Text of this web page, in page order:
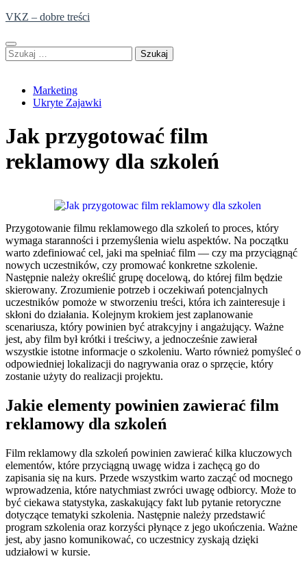
Skip
content
VKZ – dobre treści
Szukaj:
Marketing
Ukryte Zajawki
Jak przygotować film
reklamowy dla szkoleń
Przygotowanie filmu reklamowego dla szkoleń to proces, który
wymaga staranności i przemyślenia wielu aspektów. Na początku
warto zdefiniować cel, jaki ma spełniać film — czy ma przyciągnąć
nowych uczestników, czy promować konkretne szkolenie.
Następnie należy określić grupę docelową, do której film będzie
skierowany. Zrozumienie potrzeb i oczekiwań potencjalnych
uczestników pomoże w stworzeniu treści, która ich zainteresuje i
skłoni do działania. Kolejnym krokiem jest zaplanowanie
scenariusza, który powinien być atrakcyjny i angażujący. Ważne
jest, aby film był krótki i treściwy, a jednocześnie zawierał
wszystkie istotne informacje o szkoleniu. Warto również pomyśleć o
odpowiedniej lokalizacji do nagrywania oraz o sprzęcie, który
zostanie użyty do realizacji projektu.
Jakie elementy powinien zawierać film
reklamowy dla szkoleń
Film reklamowy dla szkoleń powinien zawierać kilka kluczowych
elementów, które przyciągną uwagę widza i zachęcą go do
zapisania się na kurs. Przede wszystkim warto zacząć od mocnego
wprowadzenia, które natychmiast zwróci uwagę odbiorcy. Może to
być ciekawa statystyka, zaskakujący fakt lub pytanie retoryczne
dotyczące tematyki szkolenia. Następnie należy przedstawić
program szkolenia oraz korzyści płynące z jego ukończenia. Ważne
jest, aby jasno komunikować, co uczestnicy zyskają dzięki
udziałowi w kursie.